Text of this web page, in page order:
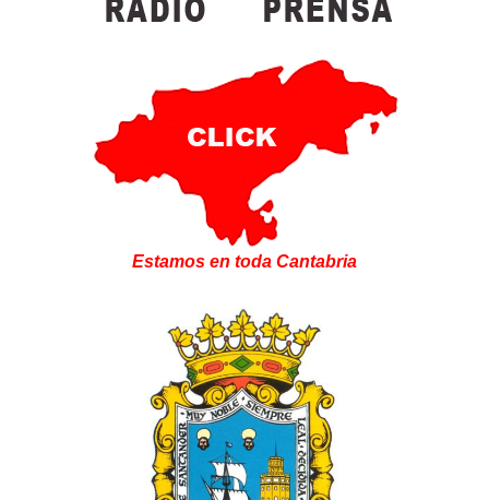
Estamos en toda Cantabria